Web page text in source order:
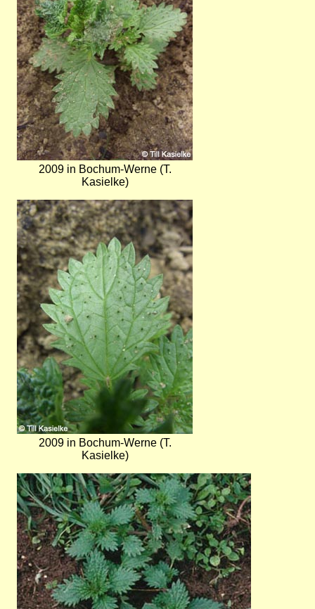
2009 in Bochum-Werne (T.
Kasielke)
Bild
2009 in Bochum-Werne (T.
Kasielke)
Bild